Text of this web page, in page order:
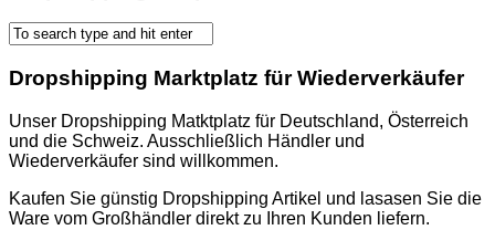
Dropshipping Marktplatz für Wiederverkäufer
Unser Dropshipping Matktplatz für Deutschland, Österreich
und die Schweiz. Ausschließlich Händler und
Wiederverkäufer sind willkommen.
Kaufen Sie günstig Dropshipping Artikel und lasasen Sie die
Ware vom Großhändler direkt zu Ihren Kunden liefern.